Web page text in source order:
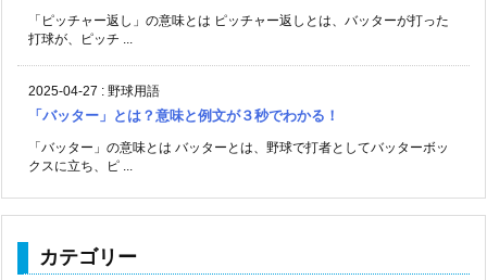
「ピッチャー返し」の意味とは ピッチャー返しとは、バッターが打った
打球が、ピッチ ...
2025-04-27 : 野球用語
「バッター」とは？意味と例文が３秒でわかる！
「バッター」の意味とは バッターとは、野球で打者としてバッターボッ
クスに立ち、ピ ...
カテゴリー